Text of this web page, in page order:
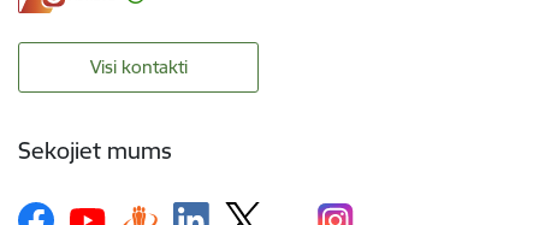
Visi kontakti
Sekojiet mums